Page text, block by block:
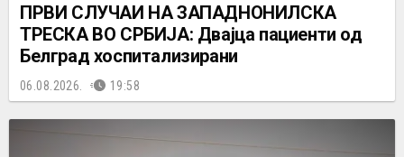
ПРВИ СЛУЧАИ НА ЗАПАДНОНИЛСКА
ТРЕСКА ВО СРБИЈА: Двајца пациенти од
Белград хоспитализирани
06.08.2026. 19:58